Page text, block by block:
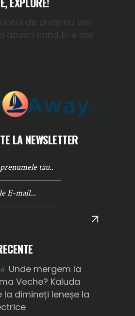
locul de unde nu vrei
atunci cand ti-e dor
LA NEWSLETTER
Unde mergem la
Veche? Kaluda
la dimineți leneșe la